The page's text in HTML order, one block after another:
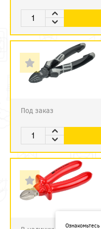
Под заказ